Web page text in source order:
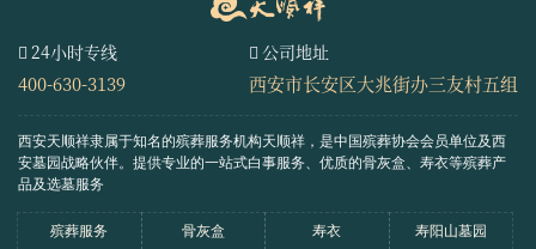
24小时专线
400-630-3139
公司地址
西安市长安区大兆街办三友村五组
西安天顺祥隶属于知名的殡葬服务机构天顺祥，是中国殡葬协会会员单位及西
安墓园战略伙伴。 提供专业的一站式白事服务、优质的骨灰盒、寿衣等殡葬产
品及选墓服务
殡葬服务 骨灰盒 寿衣 寿阳山墓园